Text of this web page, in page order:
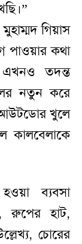
মুহাম্মদ গিয়াস
পাওয়ার কথা
তদন্ত
নতুন করে
আউটডোর খুলে
কালবেলাকে
ব্যবসা
রুপের হাট,
চোরের